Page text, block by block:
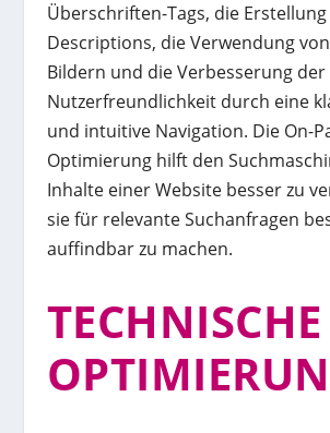
Überschriften-Tags, die
Descriptions, die Verwendung
Bildern und die Verbesserung der
Nutzerfreundlichkeit durch eine
und intuitive Navigation. Die On-
Optimierung hilft den
Inhalte einer Website besser zu
sie für relevante Suchanfragen
auffindbar zu machen.
TECHNISCHE